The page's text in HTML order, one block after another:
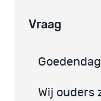
Vraag
Wij ouders